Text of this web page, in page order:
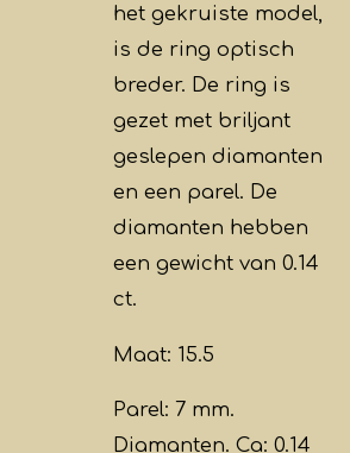
het gekruiste model,
is de ring optisch
breder. De ring is
gezet met briljant
geslepen diamanten
en een parel. De
diamanten hebben
een gewicht van 0.14
ct.
Maat: 15.5
Parel: 7 mm.
Diamanten. Ca: 0.14